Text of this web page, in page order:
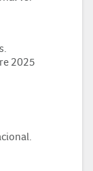
2025